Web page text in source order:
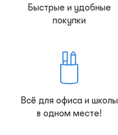
Быстрые и удобные
покупки
Всё для офиса и школы
в одном месте!